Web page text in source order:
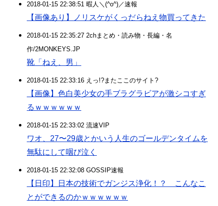
2018-01-15 22:38:51 暇人＼(^o^)／速報
【画像あり】ノリスケがくっだらねえ物買ってきた
2018-01-15 22:35:27 2chまとめ・読み物・長編・名
作/2MONKEYS.JP
靴「ねえ、男」
2018-01-15 22:33:16 えっ!?またここのサイト?
【画像】色白美少女の手ブラグラビアが激シコすぎ
るｗｗｗｗｗｗ
2018-01-15 22:33:02 流速VIP
ワオ、27〜29歳とかいう人生のゴールデンタイムを
無駄にして咽び泣く
2018-01-15 22:32:08 GOSSIP速報
【日印】日本の技術でガンジス浄化！？ こんなこ
とができるのかｗｗｗｗｗｗ